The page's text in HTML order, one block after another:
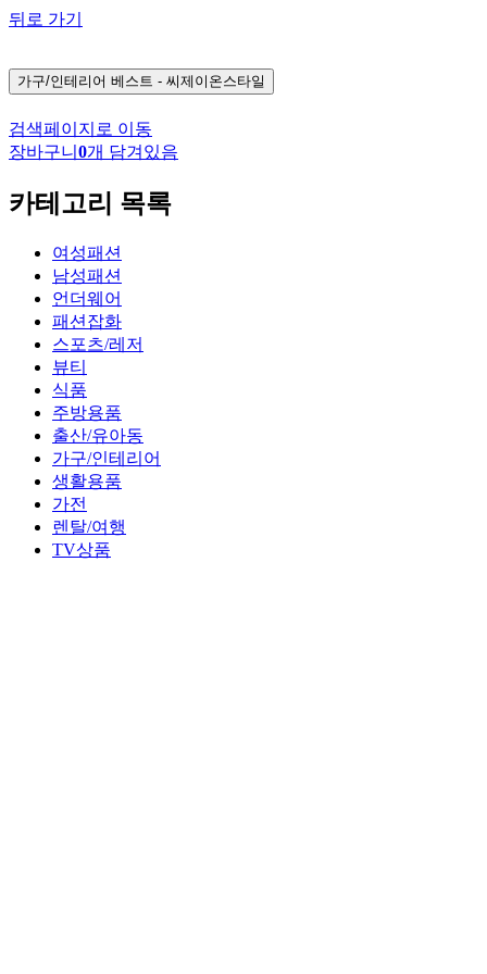
뒤로 가기
가구/인테리어 베스트 - 씨제이온스타일
검색페이지로 이동
장바구니 0개 담겨있음
카테고리 목록
여성패션
남성패션
언더웨어
패션잡화
스포츠/레저
뷰티
식품
주방용품
출산/유아동
가구/인테리어
생활용품
가전
렌탈/여행
TV상품